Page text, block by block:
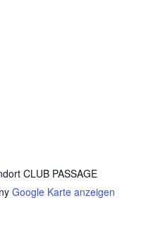
CLUB PASSAGE
Google Karte anzeigen